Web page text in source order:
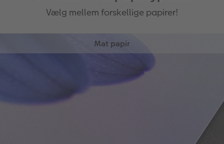
Vælg mellem forskellige papirer!